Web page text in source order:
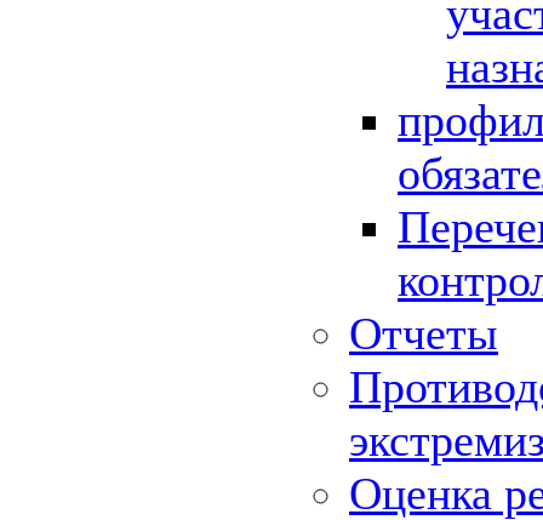
Отчеты
Оценка